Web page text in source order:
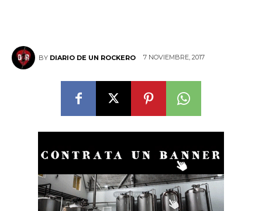
BY DIARIO DE UN ROCKERO 7 NOVIEMBRE, 2017